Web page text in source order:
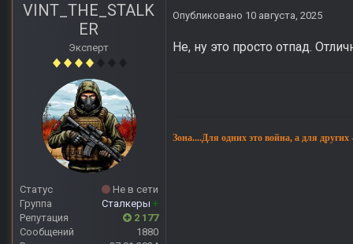
VINT_THE_STALK
ER
Эксперт
Статус
Не в сети
Группа
Сталкеры +
Репутация
2 177
Сообщений
1880
Опубликовано 10 августа, 2025
Не, ну это просто отпад.
Зона....Для одних это война, а для